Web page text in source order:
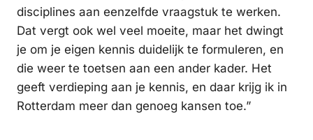
disciplines aan eenzelfde vraagstuk te werken.
Dat vergt ook wel veel moeite, maar het dwingt
je om je eigen kennis duidelijk te formuleren, en
die weer te toetsen aan een ander kader. Het
geeft verdieping aan je kennis, en daar krijg ik in
Rotterdam meer dan genoeg kansen toe.”